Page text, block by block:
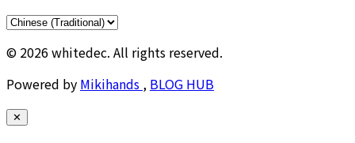
© 2026 whitedec. All rights reserved.
Powered by Mikihands , BLOG HUB
✕